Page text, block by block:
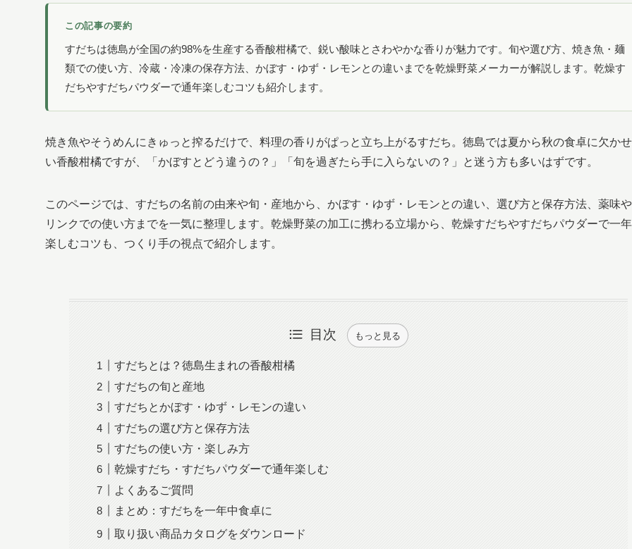
この記事の要約
すだちは徳島が全国の約98%を生産する香酸柑橘で、鋭い酸味とさわやかな香りが魅力です。旬や選び方、焼き魚・麺
類での使い方、冷蔵・冷凍の保存方法、かぼす・ゆず・レモンとの違いまでを乾燥野菜メーカーが解説します。乾燥す
だちやすだちパウダーで通年楽しむコツも紹介します。
焼き魚やそうめんにきゅっと搾るだけで、料理の香りがぱっと立ち上がるすだち。徳島では夏から秋の食卓に欠か
い香酸柑橘ですが、「かぼすとどう違うの？」「旬を過ぎたら手に入らないの？」と迷う方も多いはずです。
このページでは、すだちの名前の由来や旬・産地から、かぼす・ゆず・レモンとの違い、選び方と保存方法、薬味
リンクでの使い方までを一気に整理します。乾燥野菜の加工に携わる立場から、乾燥すだちやすだちパウダーで一
楽しむコツも、つくり手の視点で紹介します。
目次 もっと見る
すだちとは？徳島生まれの香酸柑橘
すだちの旬と産地
すだちとかぼす・ゆず・レモンの違い
すだちの選び方と保存方法
すだちの使い方・楽しみ方
乾燥すだち・すだちパウダーで通年楽しむ
よくあるご質問
まとめ：すだちを一年中食卓に
取り扱い商品カタログをダウンロード